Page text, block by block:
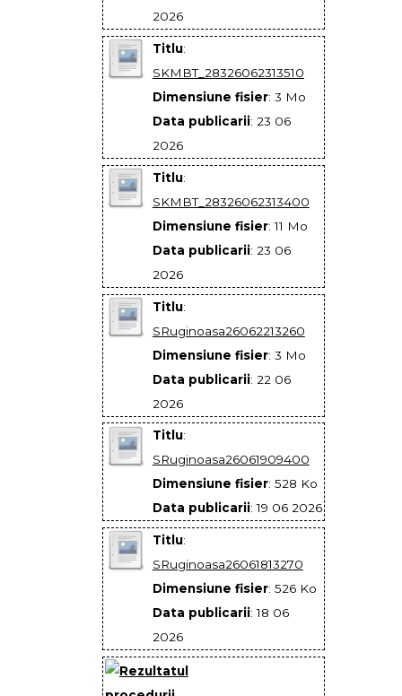
2026
Titlu:
SKMBT_28326062313510
Dimensiune fisier: 3 Mo
Data publicarii: 23 06
2026
Titlu:
SKMBT_28326062313400
Dimensiune fisier: 11 Mo
Data publicarii: 23 06
2026
Titlu:
SRuginoasa26062213260
Dimensiune fisier: 3 Mo
Data publicarii: 22 06
2026
Titlu:
SRuginoasa26061909400
Dimensiune fisier: 528 Ko
Data publicarii: 19 06 2026
Titlu:
SRuginoasa26061813270
Dimensiune fisier: 526 Ko
Data publicarii: 18 06
2026